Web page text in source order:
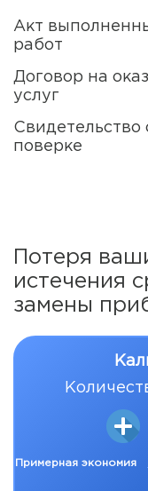
Акт
работ
Договор на
услуг
Свидетельство
поверке
Потеря
истечения
замены
Примерная экономия